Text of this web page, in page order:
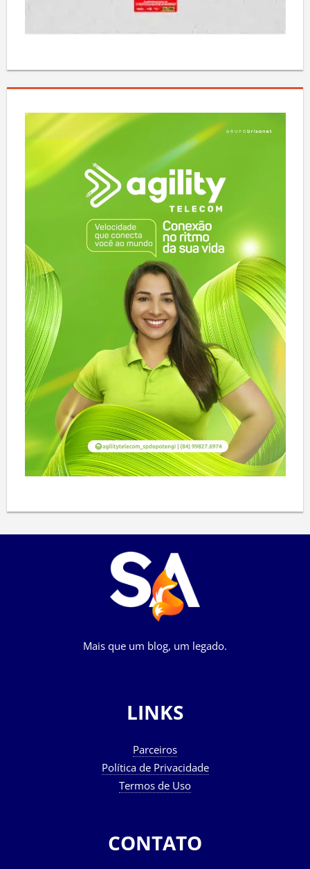
Mais que um blog, um legado.
LINKS
Parceiros
Política de Privacidade
Termos de Uso
CONTATO